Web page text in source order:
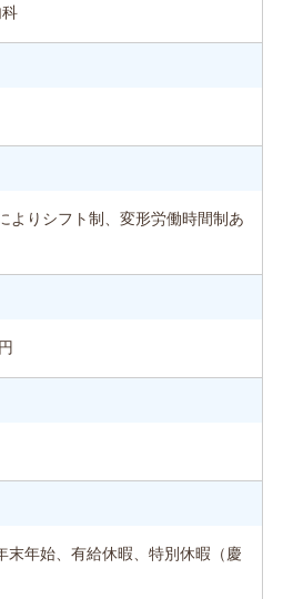
よりシフト制、変形労働時間制あ
年始、有給休暇、特別休暇（慶